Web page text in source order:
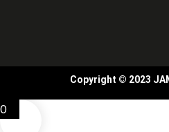
Copyright © 2023
0